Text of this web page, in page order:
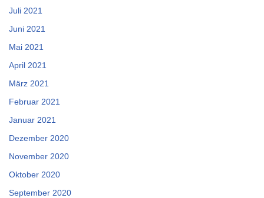
Juli 2021
Juni 2021
Mai 2021
April 2021
März 2021
Februar 2021
Januar 2021
Dezember 2020
November 2020
Oktober 2020
September 2020